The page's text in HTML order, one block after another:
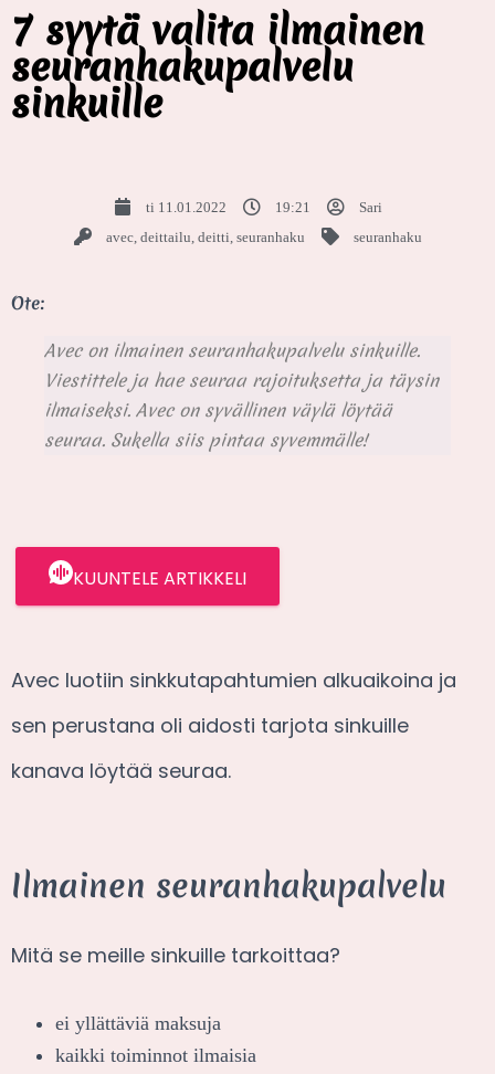
7 syytä valita ilmainen
seuranhakupalvelu
sinkuille
ti 11.01.2022 19:21
Sari
avec, deittailu deitti seuranhaku seuranhaku
Ote:
Avec on ilmainen seuranhakupalvelu sinkuille.
Viestittele ja hae seuraa rajoituksetta ja täysin
ilmaiseksi. Avec on syvällinen väylä löytää
seuraa. Sukella siis pintaa syvemmälle!
KUUNTELE ARTIKKELI
Avec luotiin sinkkutapahtumien alkuaikoina ja
sen perustana oli aidosti tarjota sinkuille
kanava löytää seuraa.
Ilmainen seuranhakupalvelu
Mitä se meille sinkuille tarkoittaa?
ei yllättäviä maksuja
kaikki toiminnot ilmaisia